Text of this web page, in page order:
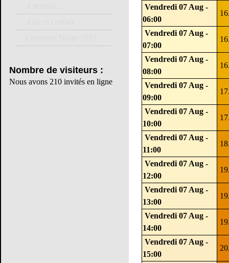
Vendredi 07 Aug -
06:00
Vendredi 07 Aug -
07:00
Vendredi 07 Aug -
08:00
Vendredi 07 Aug -
09:00
Vendredi 07 Aug -
10:00
Vendredi 07 Aug -
11:00
Vendredi 07 Aug -
12:00
Vendredi 07 Aug -
13:00
Vendredi 07 Aug -
14:00
Vendredi 07 Aug -
15:00
Nombre de visiteurs :
Nous avons 210 invités en ligne